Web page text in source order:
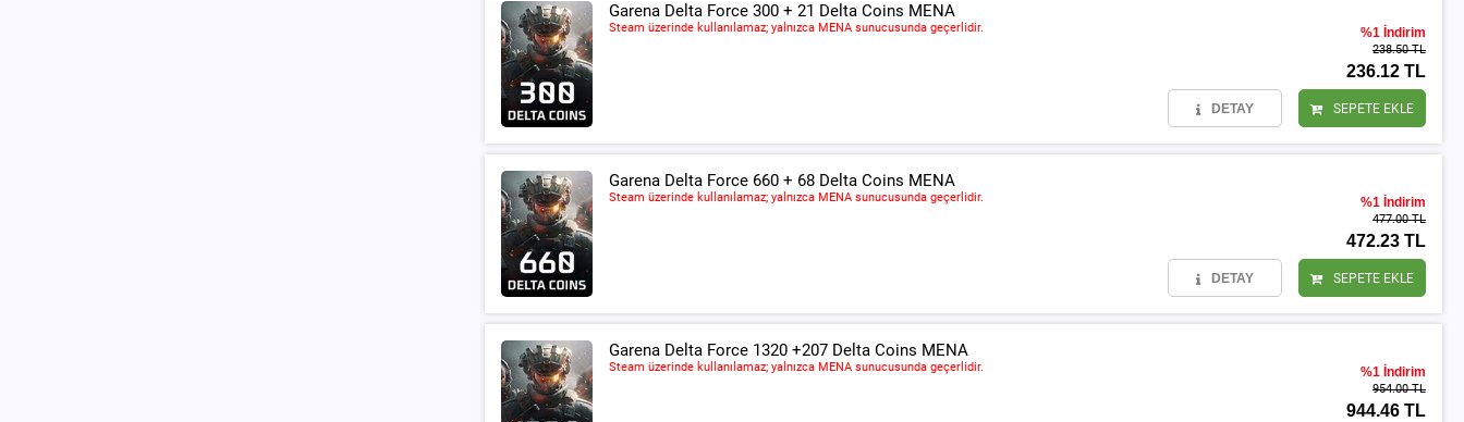
Garena Delta Force 300 + 21 Delta Coins MENA
Steam üzerinde kullanılamaz; yalnızca MENA sunucusunda geçerlidir. %1 İndirim
238.50 TL
236.12 TL
DETAY SEPETE EKLE
Garena Delta Force 660 + 68 Delta Coins MENA
Steam üzerinde kullanılamaz; yalnızca MENA sunucusunda geçerlidir. %1 İndirim
477.00 TL
472.23 TL
DETAY SEPETE EKLE
Garena Delta Force 1320 +207 Delta Coins MENA
Steam üzerinde kullanılamaz; yalnızca MENA sunucusunda geçerlidir. %1 İndirim
954.00 TL
944.46 TL